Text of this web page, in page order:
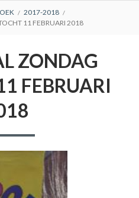
2017-2018
11 FEBRUARI 2018
ZONDAG
FEBRUARI